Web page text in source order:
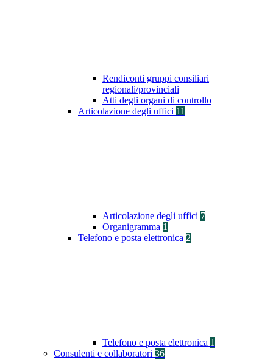
Rendiconti gruppi consiliari
regionali/provinciali
Atti degli organi di controllo
Articolazione degli uffici 11
Articolazione degli uffici 7
Organigramma 1
Telefono e posta elettronica 2
Telefono e posta elettronica 1
Consulenti e collaboratori 36